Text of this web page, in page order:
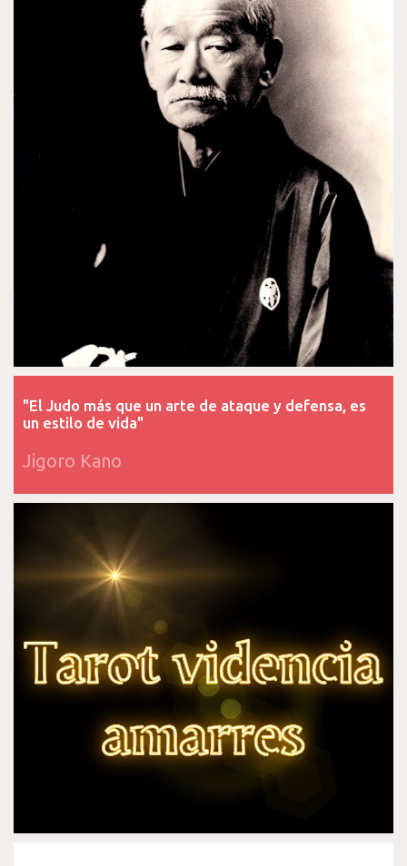
"El Judo más que un arte de ataque y defensa, es
un estilo de vida"
Jigoro Kano